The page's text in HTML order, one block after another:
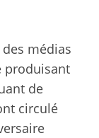
médias
produisant
de
circulé